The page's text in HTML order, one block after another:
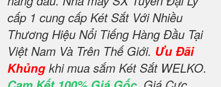
cấp 1 cung cấp Két Sắt Với Nhiều
Thương Hiệu Nổi Tiếng Hàng Đầu Tại
Việt Nam Và Trên Thế Giới. Ưu Đãi
Khủng khi mua sắm Két Sắt WELKO.